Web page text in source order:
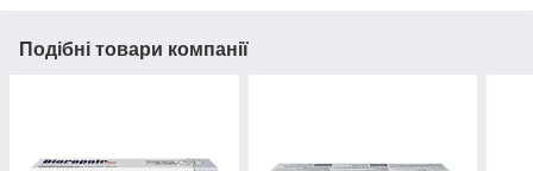
Подібні товари компанії